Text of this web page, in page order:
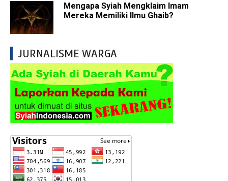
Mengapa Syiah Mengklaim Imam
Mereka Memiliki Ilmu Ghaib?
JURNALISME WARGA